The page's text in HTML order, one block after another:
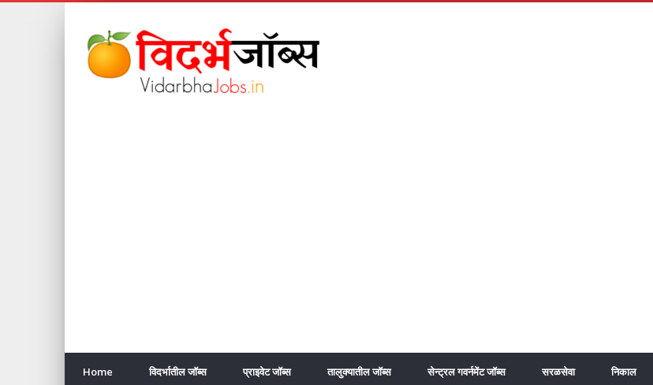
Home विदर्भातील जॉब्स प्राइवेट जॉब्स तालुक्यातील जॉब्स सेन्ट्रल गवर्नमेंट जॉब्स सरळसेवा निकाल